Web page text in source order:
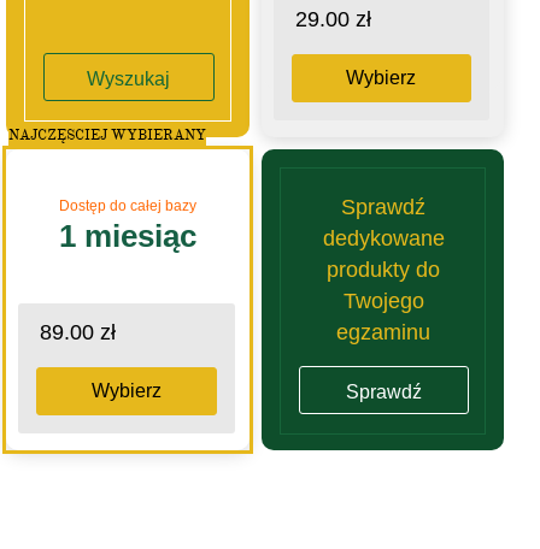
Wyszukaj
29.00 zł
Wybierz
Dostęp do całej bazy
1 miesiąc
89.00 zł
Wybierz
NAJCZĘSCIEJ WYBIERANY
Sprawdź
dedykowane
produkty do
Twojego
egzaminu
Sprawdź